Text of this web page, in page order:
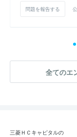
問題を報告する
全てのエ
三菱ＨＣキャピタルの